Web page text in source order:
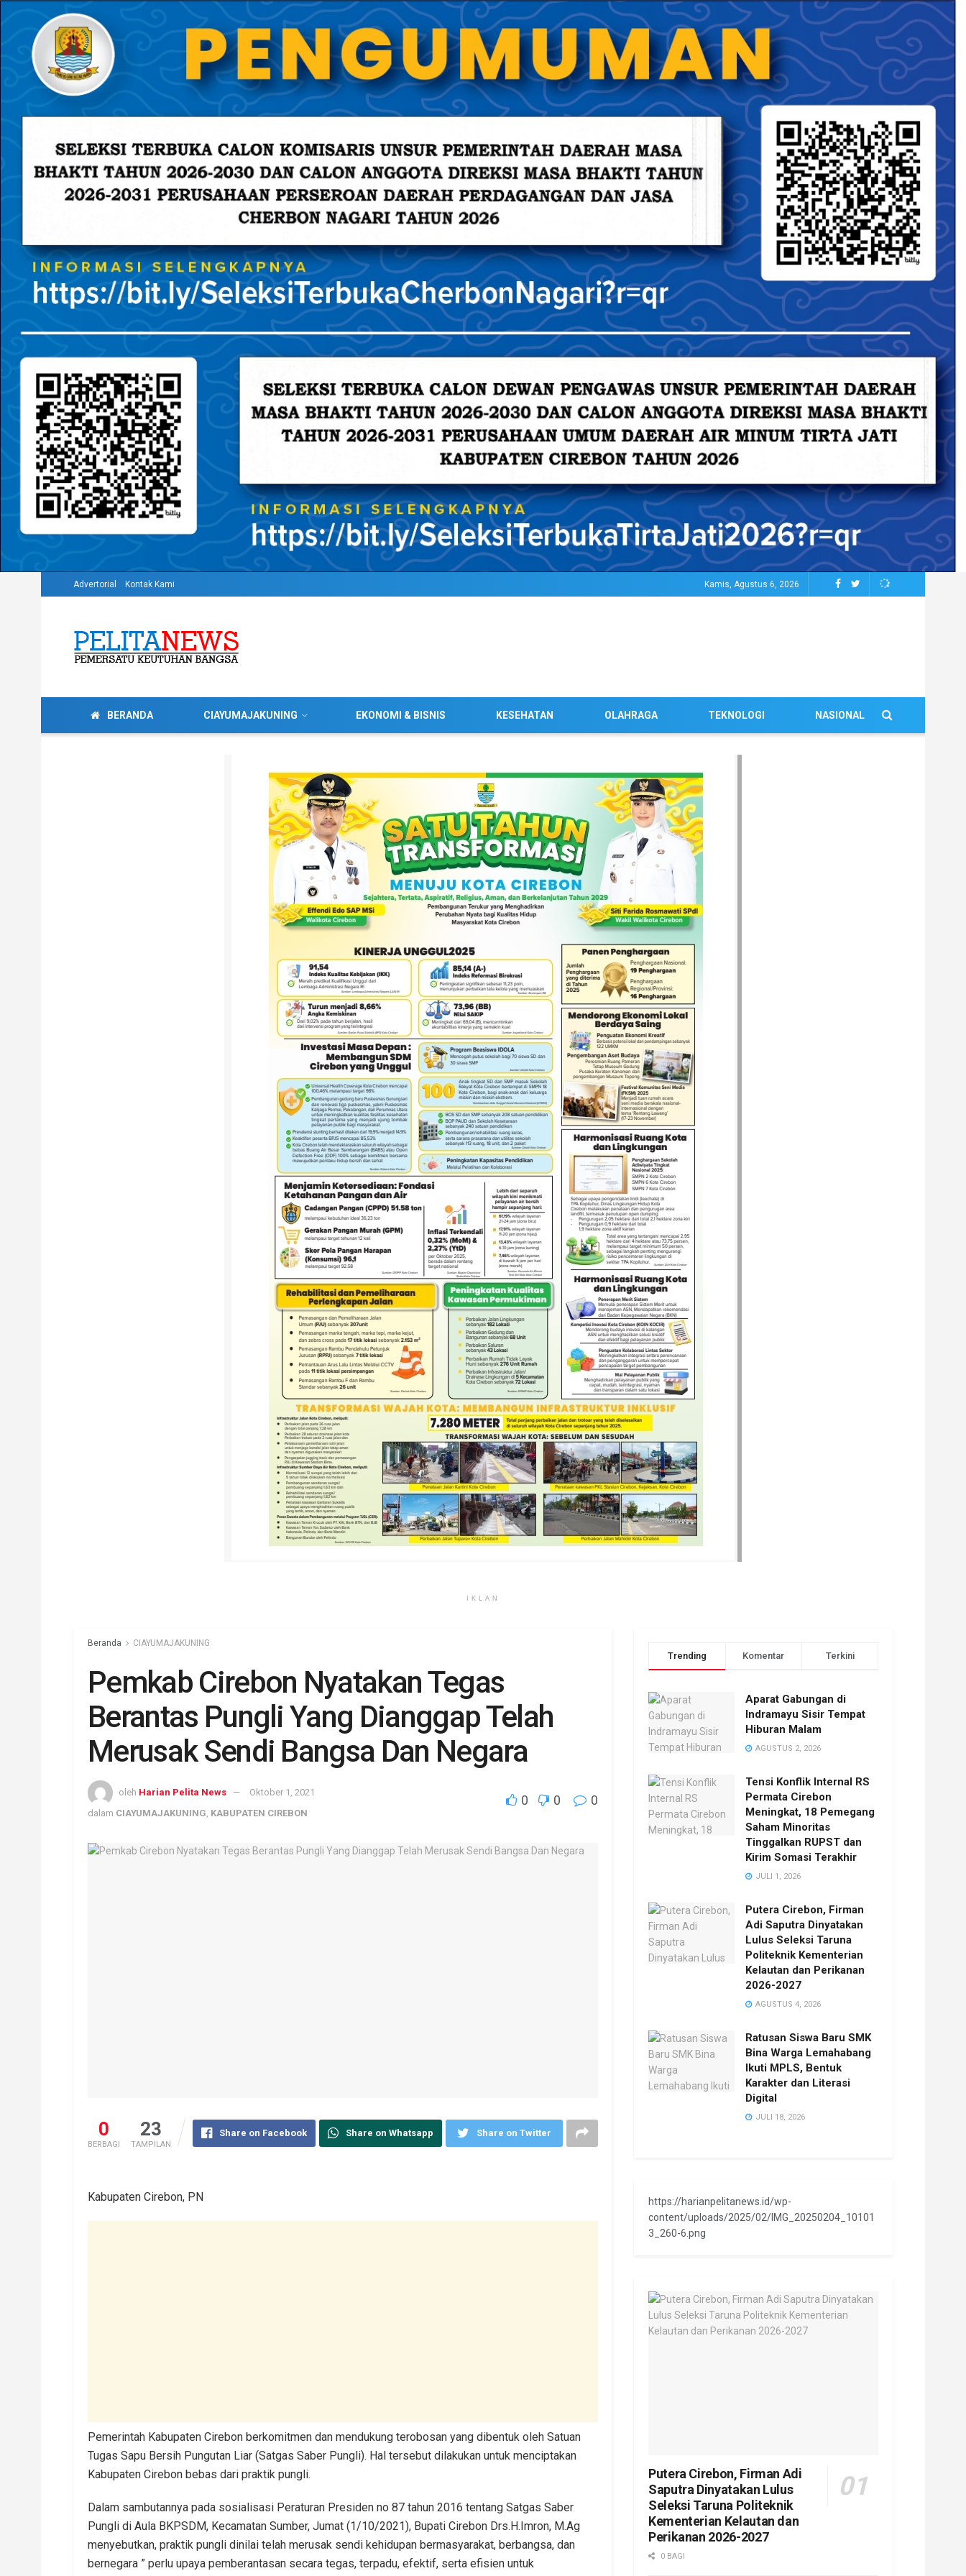
Advertorial Kontak Kami Kamis, Agustus 6, 2026
BERANDA CIAYUMAJAKUNING EKONOMI & BISNIS KESEHATAN OLAHRAGA TEKNOLOGI NASIONAL
IKLAN
Beranda CIAYUMAJAKUNING
Pemkab Cirebon Nyatakan Tegas
Berantas Pungli Yang Dianggap Telah
Merusak Sendi Bangsa Dan Negara
oleh Harian Pelita News
Oktober 1, 2021
dalam CIAYUMAJAKUNING, KABUPATEN CIREBON
0 0 0
0
BERBAGI
23
TAMPILAN
Share on Facebook Share on Whatsapp Share on Twitter
Kabupaten Cirebon, PN
Pemerintah Kabupaten Cirebon berkomitmen dan mendukung terobosan yang dibentuk oleh Satuan
Tugas Sapu Bersih Pungutan Liar (Satgas Saber Pungli). Hal tersebut dilakukan untuk menciptakan
Kabupaten Cirebon bebas dari praktik pungli.
Dalam sambutannya pada sosialisasi Peraturan Presiden no 87 tahun 2016 tentang Satgas Saber
Pungli di Aula BKPSDM, Kecamatan Sumber, Jumat (1/10/2021), Bupati Cirebon Drs.H.Imron, M.Ag
menyebutkan, praktik pungli dinilai telah merusak sendi kehidupan bermasyarakat, berbangsa, dan
bernegara ” perlu upaya pemberantasan secara tegas, terpadu, efektif, serta efisien untuk
Trending Komentar Terkini
Aparat Gabungan di
Indramayu Sisir Tempat
Hiburan Malam
AGUSTUS 2, 2026
Tensi Konflik Internal RS
Permata Cirebon
Meningkat, 18 Pemegang
Saham Minoritas
Tinggalkan RUPST dan
Kirim Somasi Terakhir
JULI 1, 2026
Putera Cirebon, Firman
Adi Saputra Dinyatakan
Lulus Seleksi Taruna
Politeknik Kementerian
Kelautan dan Perikanan
2026-2027
AGUSTUS 4, 2026
Ratusan Siswa Baru SMK
Bina Warga Lemahabang
Ikuti MPLS, Bentuk
Karakter dan Literasi
Digital
JULI 18, 2026
https://harianpelitanews.id/wp-
content/uploads/2025/02/IMG_20250204_10101
3_260-6.png
Putera Cirebon, Firman Adi
Saputra Dinyatakan Lulus
Seleksi Taruna Politeknik
Kementerian Kelautan dan
Perikanan 2026-2027
0 BAGI